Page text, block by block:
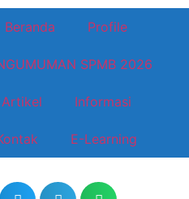
Beranda Profile
SPMB 2026
Artikel Informasi
E-Learning